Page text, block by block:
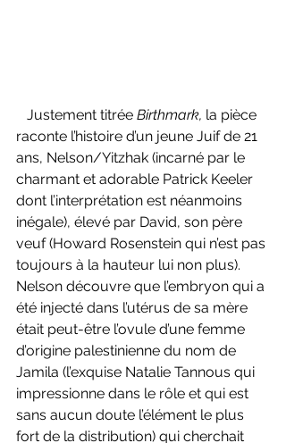
   Justement titrée
Birthmark, la pièce
raconte l’histoire d’un jeune Juif de 21
ans, Nelson/Yitzhak (incarné par le
charmant et adorable Patrick Keeler
dont l’interprétation est néanmoins
inégale), élevé par David, son père
veuf (Howard Rosenstein qui n’est pas
toujours à la hauteur lui non plus).
Nelson découvre que l’embryon qui a
été injecté dans l’utérus de sa mère
était peut-être l’ovule d’une femme
d’origine palestinienne du nom de
Jamila (l’exquise Natalie Tannous qui
impressionne dans le rôle et qui est
sans aucun doute l’élément le plus
fort de la distribution) qui cherchait